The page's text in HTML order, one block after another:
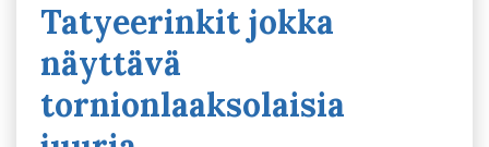
Tatyeerinkit jokka
näyttävä
tornionlaaksolaisia